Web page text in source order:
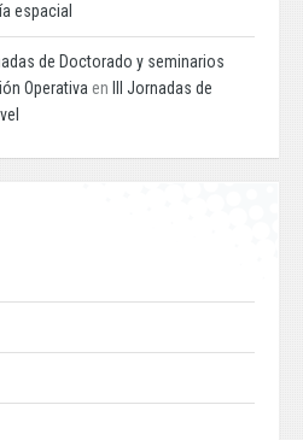
espacial
de Doctorado y seminarios
Operativa en
III Jornadas de